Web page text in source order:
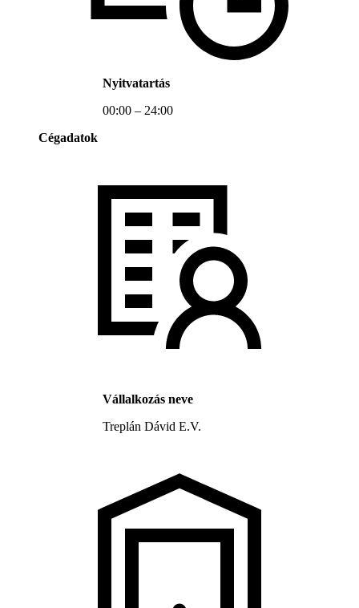
Nyitvatartás
00:00 – 24:00
Cégadatok
Vállalkozás neve
Treplán Dávid E.V.